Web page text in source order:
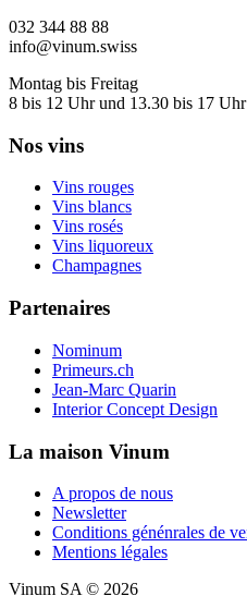
032 344 88 88
info@vinum.swiss
Montag bis Freitag
8 bis 12 Uhr und 13.30 bis 17 Uhr
Nos vins
Vins rouges
Vins blancs
Vins rosés
Vins liquoreux
Champagnes
Partenaires
Nominum
Primeurs.ch
Jean-Marc Quarin
Interior Concept Design
La maison Vinum
A propos de nous
Newsletter
Conditions génénrales de
Mentions légales
Vinum SA © 2026